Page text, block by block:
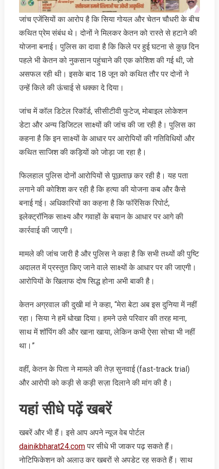
जांच एजेंसियों का आरोप है कि सिया गोयल और चेतन चौधरी के बीच
कथित प्रेम संबंध थे। दोनों ने मिलकर केतन को रास्ते से हटाने की
योजना बनाई। पुलिस का दावा है कि किले पर हुई घटना से कुछ दिन
पहले भी केतन को नुकसान पहुंचाने की एक कोशिश की गई थी, जो
असफल रही थी। इसके बाद 18 जून को कथित तौर पर दोनों ने
उन्हें किले की ऊंचाई से धक्का दे दिया।
जांच में कॉल डिटेल रिकॉर्ड, सीसीटीवी फुटेज, मोबाइल लोकेशन
डेटा और अन्य डिजिटल साक्ष्यों की जांच की जा रही है। पुलिस का
कहना है कि इन साक्ष्यों के आधार पर आरोपियों की गतिविधियों और
कथित साजिश की कड़ियों को जोड़ा जा रहा है।
फिलहाल पुलिस दोनों आरोपियों से पूछताछ कर रही है। यह पता
लगाने की कोशिश कर रही है कि हत्या की योजना कब और कैसे
बनाई गई। अधिकारियों का कहना है कि फॉरेंसिक रिपोर्ट,
इलेक्ट्रॉनिक साक्ष्य और गवाहों के बयान के आधार पर आगे की
कार्रवाई की जाएगी।
मामले की जांच जारी है और पुलिस ने कहा है कि सभी तथ्यों की पुष्टि
अदालत में प्रस्तुत किए जाने वाले साक्ष्यों के आधार पर की जाएगी।
आरोपियों के खिलाफ दोष सिद्ध होना अभी बाकी है।
केतन अग्रवाल की दुखी मां ने कहा, “मेरा बेटा अब इस दुनिया में नहीं
रहा। सिया ने हमें धोखा दिया। हमने उसे परिवार की तरह माना,
साथ में शॉपिंग की और खाना खाया, लेकिन कभी ऐसा सोचा भी नहीं
था।”
वहीं, केतन के पिता ने मामले की तेज़ सुनवाई (fast-track trial)
और आरोपी को कड़ी से कड़ी सज़ा दिलाने की मांग की है।
यहां सीधे पढ़ें खबरें
खबरें और भी हैं। इसे आप अपने न्‍यूज वेब पोर्टल
dainikbharat24.comपर सीधे भी जाकर पढ़ सकते हैं।
नोटिफिकेशन को अलाउ कर खबरों से अपडेट रह सकते हैं। साथ